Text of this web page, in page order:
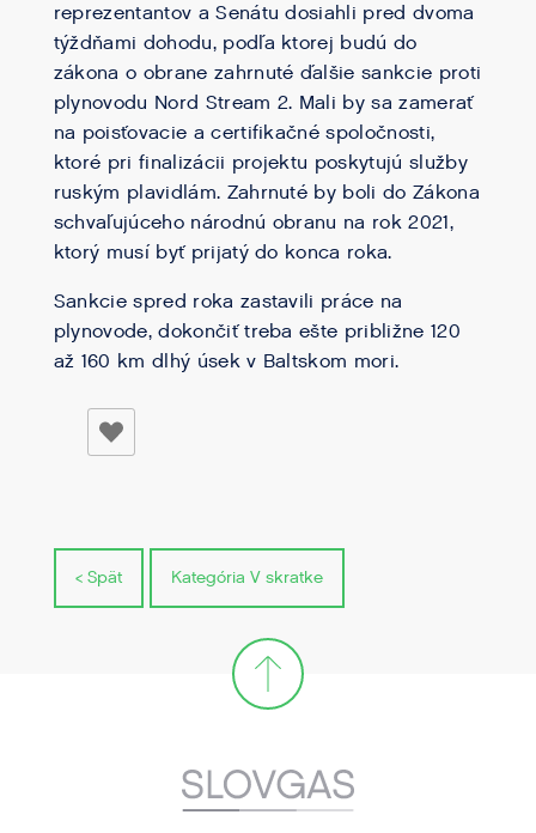
reprezentantov a Senátu dosiahli pred dvoma
týždňami dohodu, podľa ktorej budú do
zákona o obrane zahrnuté ďalšie sankcie proti
plynovodu Nord Stream 2. Mali by sa zamerať
na poisťovacie a certifikačné spoločnosti,
ktoré pri finalizácii projektu poskytujú služby
ruským plavidlám. Zahrnuté by boli do Zákona
schvaľujúceho národnú obranu na rok 2021,
ktorý musí byť prijatý do konca roka.
Sankcie spred roka zastavili práce na
plynovode, dokončiť treba ešte približne 120
až 160 km dlhý úsek v Baltskom mori.
< Spät Kategória V skratke